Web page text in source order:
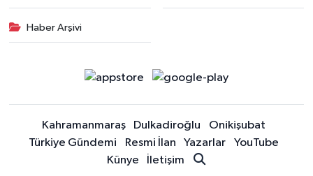
Haber Arşivi
Kahramanmaraş Dulkadiroğlu
Onikişubat
Türkiye Gündemi
Resmi İlan Yazarlar
YouTube
Künye
İletişim